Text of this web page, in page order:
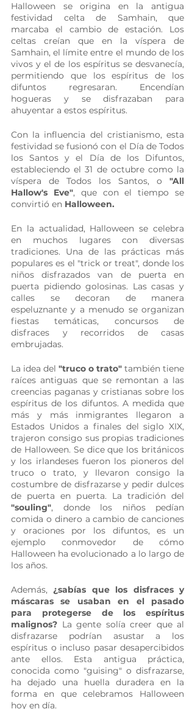
Halloween se origina en la antigua
festividad celta de Samhain, que
marcaba el cambio de estación. Los
celtas creían que en la víspera de
Samhain, el límite entre el mundo de los
vivos y el de los espíritus se desvanecía,
permitiendo que los espíritus de los
difuntos regresaran. Encendían
hogueras y se disfrazaban para
ahuyentar a estos espíritus.
Con la influencia del cristianismo, esta
festividad se fusionó con el Día de Todos
los Santos y el Día de los Difuntos,
estableciendo el 31 de octubre como la
víspera de Todos los Santos, o "All
Hallow's Eve", que con el tiempo se
convirtió en Halloween.
En la actualidad, Halloween se celebra
en muchos lugares con diversas
tradiciones. Una de las prácticas más
populares es el "trick or treat", donde los
niños disfrazados van de puerta en
puerta pidiendo golosinas. Las casas y
calles se decoran de manera
espeluznante y a menudo se organizan
fiestas temáticas, concursos de
disfraces y recorridos de casas
embrujadas.
La idea del "truco o trato" también tiene
raíces antiguas que se remontan a las
creencias paganas y cristianas sobre los
espíritus de los difuntos. A medida que
más y más inmigrantes llegaron a
Estados Unidos a finales del siglo XIX,
trajeron consigo sus propias tradiciones
de Halloween. Se dice que los británicos
y los irlandeses fueron los pioneros del
truco o trato, y llevaron consigo la
costumbre de disfrazarse y pedir dulces
"souling", donde los niños pedían
comida o dinero a cambio de canciones
y oraciones por los difuntos, es un
ejemplo conmovedor de cómo
Halloween ha evolucionado a lo largo de
los años.
Además, ¿sabías que los disfraces y
máscaras se usaban en el pasado
para protegerse de los espíritus
malignos? La gente solía creer que al
disfrazarse podrían asustar a los
espíritus o incluso pasar desapercibidos
ante ellos. Esta antigua práctica,
conocida como "guising" o disfrazarse,
ha dejado una huella duradera en la
forma en que celebramos Halloween
hoy en día.